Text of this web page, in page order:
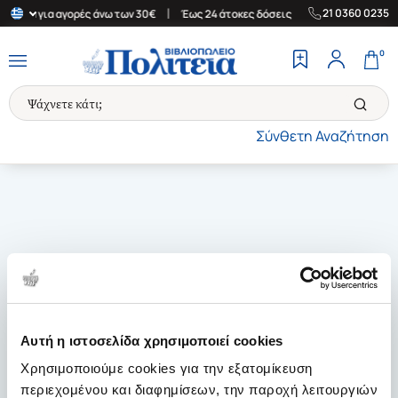
Αυτή η ιστοσελίδα χρησιμοποιεί cookies
Χρησιμοποιούμε cookies για την εξατομίκευση
περιεχομένου και διαφημίσεων, την παροχή λειτουργιών
για αγορές άνω των 30€ Έως 24 άτοκες δόσεις | Δωρεάν
21 0360 0235
Σύνθετη Αναζήτηση
0